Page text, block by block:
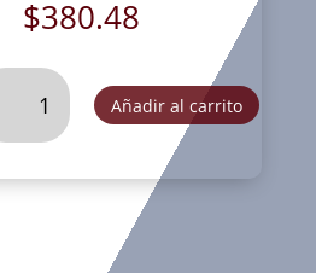
$380.48
Añadir al carrito